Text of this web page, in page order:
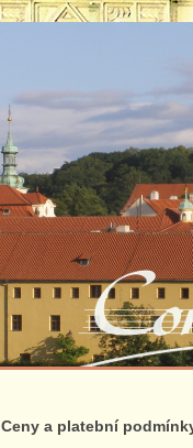
Ceny a platební